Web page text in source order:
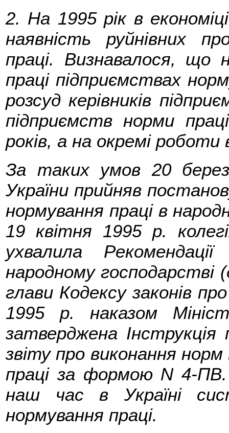
2. На 1995 рік в
наявність руйнівних
праці. Визнавалося, що
праці підприємствах
розсуд керівників
підприємств норми
років, а на окремі роботи
За таких умов 20
України прийняв
нормування праці в
19 квітня 1995 р.
ухвалила
народному господарстві
глави Кодексу законів
1995 р. наказом
затверджена
звіту про виконання
праці за формою N 4-
наш час в Україні
нормування праці.